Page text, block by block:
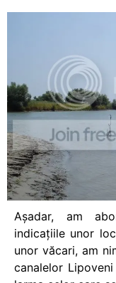
Aşadar, am
indicaţiile unor
unor văcari, am
canalelor